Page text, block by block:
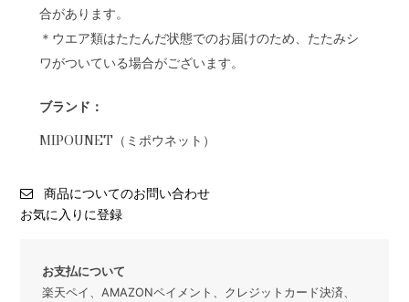
合があります。
＊ウエア類はたたんだ状態でのお届けのため、たたみシ
ワがついている場合がございます。
ブランド：
MIPOUNET（ミポウネット）
商品についてのお問い合わせ
お気に入りに登録
お支払について
楽天ペイ、AMAZONペイメント、クレジットカード決済、